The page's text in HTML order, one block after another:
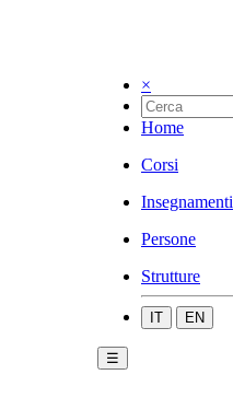
×
Home
Corsi
Insegnamenti
Persone
Strutture
IT EN
☰